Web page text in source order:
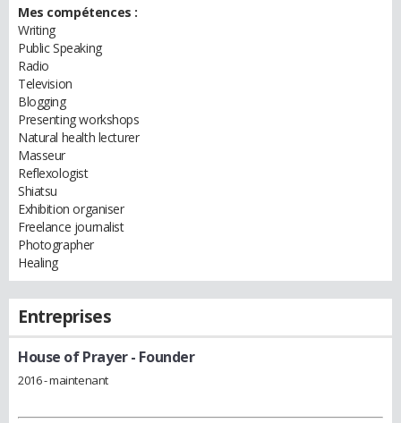
Mes compétences :
Writing
Public Speaking
Radio
Television
Blogging
Presenting workshops
Natural health lecturer
Masseur
Reflexologist
Shiatsu
Exhibition organiser
Freelance journalist
Photographer
Healing
Entreprises
House of Prayer- Founder
2016 - maintenant